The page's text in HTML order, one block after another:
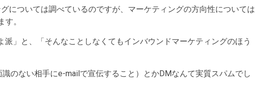
については調べているのですが、マーケティングの方向性については
。
派」と、「そんなことしなくてもインバウンドマーケティングのほう
識のない相手にe-mailで宣伝すること）とかDMなんて実質スパムでし